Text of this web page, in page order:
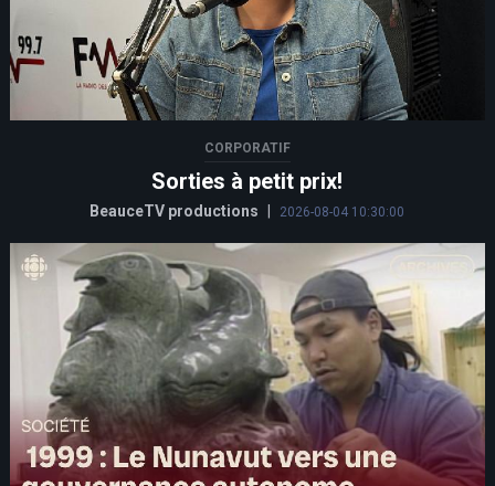
CORPORATIF
Sorties à petit prix!
BeauceTV productions 2026-08-04 10:30:00